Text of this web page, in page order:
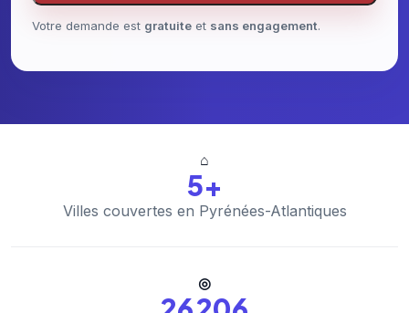
Votre demande est gratuite et sans engagement.
⌂
5+
Villes couvertes en Pyrénées-Atlantiques
◎